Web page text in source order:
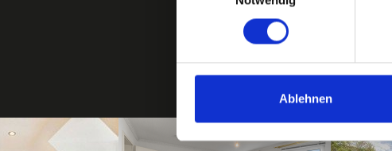
Ablehnen